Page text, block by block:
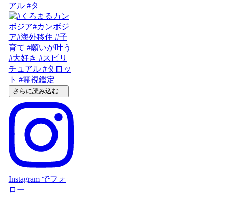
アル #タ
さらに読み込む...
Instagram でフォ
ロー